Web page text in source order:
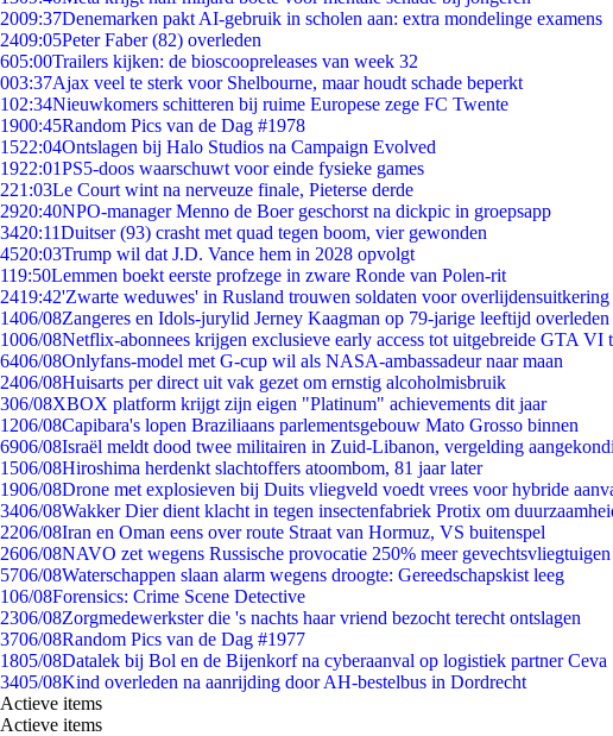
2009:37Denemarken pakt AI-gebruik in scholen aan: extra mondelinge examens
2409:05Peter Faber (82) overleden
605:00Trailers kijken: de bioscoopreleases van week 32
003:37Ajax veel te sterk voor Shelbourne, maar houdt schade beperkt
102:34Nieuwkomers schitteren bij ruime Europese zege FC Twente
1900:45Random Pics van de Dag #1978
1522:04Ontslagen bij Halo Studios na Campaign Evolved
1922:01PS5-doos waarschuwt voor einde fysieke games
221:03Le Court wint na nerveuze finale, Pieterse derde
2920:40NPO-manager Menno de Boer geschorst na dickpic in groepsapp
3420:11Duitser (93) crasht met quad tegen boom, vier gewonden
4520:03Trump wil dat J.D. Vance hem in 2028 opvolgt
119:50Lemmen boekt eerste profzege in zware Ronde van Polen-rit
2419:42'Zwarte weduwes' in Rusland trouwen soldaten voor overlijdensuitkering
1406/08Zangeres en Idols-jurylid Jerney Kaagman op 79-jarige leeftijd overleden
1006/08Netflix-abonnees krijgen exclusieve early access tot uitgebreide GTA VI
6406/08Onlyfans-model met G-cup wil als NASA-ambassadeur naar maan
2406/08Huisarts per direct uit vak gezet om ernstig alcoholmisbruik
306/08XBOX platform krijgt zijn eigen "Platinum" achievements dit jaar
1206/08Capibara's lopen Braziliaans parlementsgebouw Mato Grosso binnen
6906/08Israël meldt dood twee militairen in Zuid-Libanon, vergelding
1506/08Hiroshima herdenkt slachtoffers atoombom, 81 jaar later
1906/08Drone met explosieven bij Duits vliegveld voedt vrees voor hybride
3406/08Wakker Dier dient klacht in tegen insectenfabriek Protix om
2206/08Iran en Oman eens over route Straat van Hormuz, VS buitenspel
2606/08NAVO zet wegens Russische provocatie 250% meer
5706/08Waterschappen slaan alarm wegens droogte: Gereedschapskist leeg
106/08Forensics: Crime Scene Detective
2306/08Zorgmedewerkster die 's nachts haar vriend bezocht terecht ontslagen
3706/08Random Pics van de Dag #1977
1805/08Datalek bij Bol en de Bijenkorf na cyberaanval op logistiek partner Ceva
3405/08Kind overleden na aanrijding door AH-bestelbus in Dordrecht
Actieve items
Actieve items